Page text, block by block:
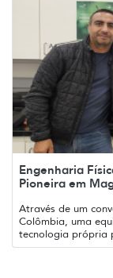
Engenharia
Pioneira em
Através de um
Colômbia, uma
tecnologia própria